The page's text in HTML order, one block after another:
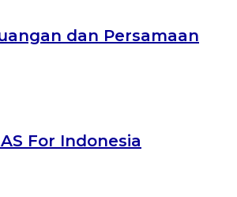
dan Persamaan
For Indonesia